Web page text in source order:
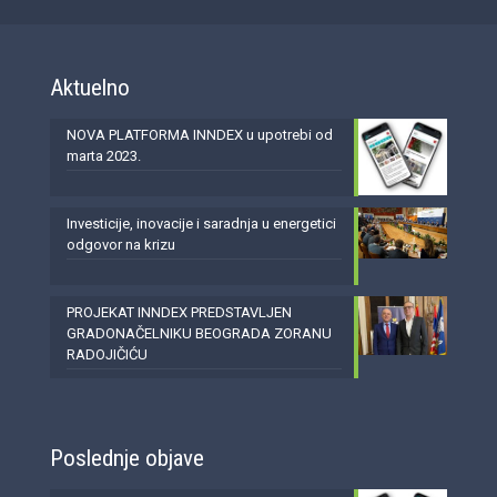
Aktuelno
NOVA PLATFORMA INNDEX u upotrebi od
marta 2023.
Investicije, inovacije i saradnja u energetici
odgovor na krizu
PROJEKAT INNDEX PREDSTAVLJEN
GRADONAČELNIKU BEOGRADA ZORANU
RADOJIČIĆU
Poslednje objave